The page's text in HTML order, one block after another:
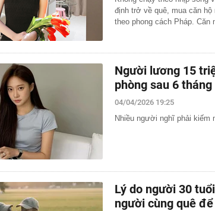
định trở về quê, mua căn
theo phong cách Pháp.
Người lương 15
phòng sau 6
04/04/2026 19:25
Nhiều người nghĩ phải kiếm
Lý do người 30
người cùng quê